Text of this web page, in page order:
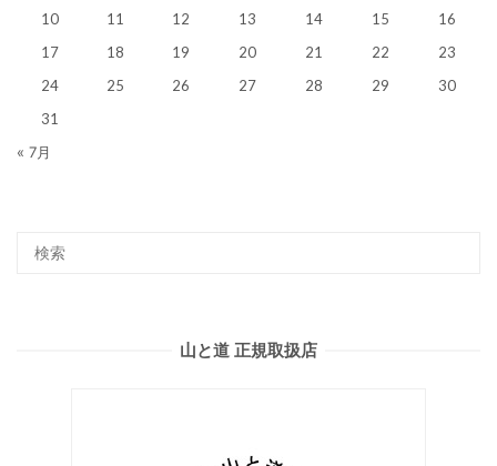
10 11 12 13 14 15
16
17
18 19 20 21 22
23
24
25 26 27 28 29
30
31
« 7月
山と道 正規取扱店